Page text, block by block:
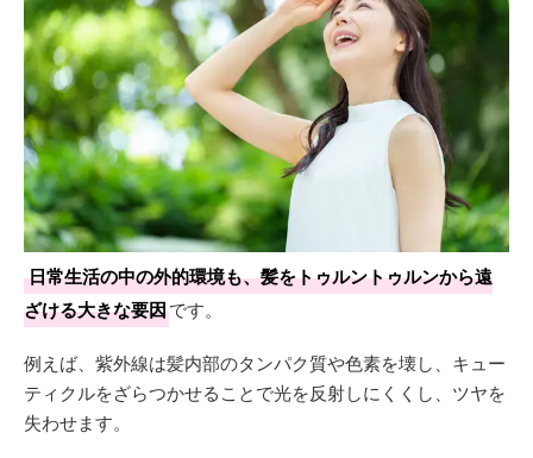
日常生活の中の外的環境も、髪をトゥルントゥルンから遠
ざける大きな要因です。
例えば、紫外線は髪内部のタンパク質や色素を壊し、キュー
ティクルをざらつかせることで光を反射しにくくし、ツヤを
失わせます。